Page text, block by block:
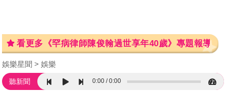
看更多《罕病律師陳俊翰過世享年40歲》專題報導
娛樂星聞 娛樂
聽新聞 0:00 0:00